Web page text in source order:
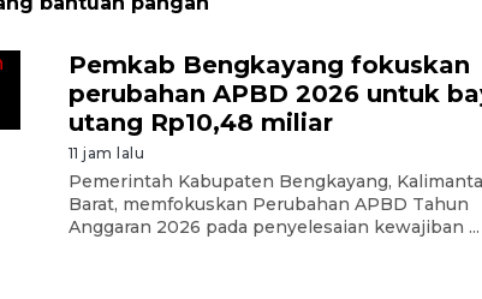
Pemkab Bengkayang fokuskan
perubahan APBD 2026 untuk
utang Rp10,48 miliar
11 jam lalu
Pemerintah Kabupaten Bengkayang,
Barat, memfokuskan Perubahan APBD Tahun
Anggaran 2026 pada penyelesaian kewajiban ...